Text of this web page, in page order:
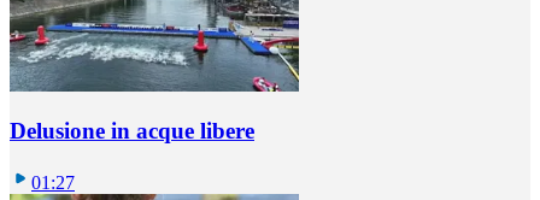
Delusione in acque libere
01:27